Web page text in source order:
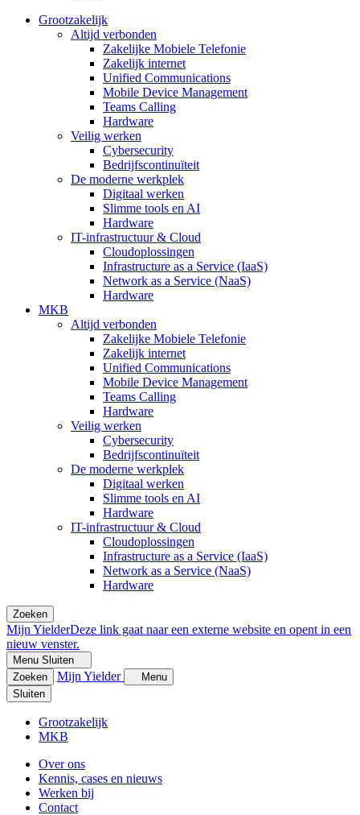
Grootzakelijk
Altijd verbonden
Zakelijke Mobiele Telefonie
Zakelijk internet
Unified Communications
Mobile Device Management
Teams Calling
Hardware
Veilig werken
Cybersecurity
Bedrijfscontinuïteit
De moderne werkplek
Digitaal werken
Slimme tools en AI
Hardware
IT-infrastructuur & Cloud
Cloudoplossingen
Infrastructure as a Service (IaaS)
Network as a Service (NaaS)
Hardware
MKB
Altijd verbonden
Zakelijke Mobiele Telefonie
Zakelijk internet
Unified Communications
Mobile Device Management
Teams Calling
Hardware
Veilig werken
Cybersecurity
Bedrijfscontinuïteit
De moderne werkplek
Digitaal werken
Slimme tools en AI
Hardware
IT-infrastructuur & Cloud
Cloudoplossingen
Infrastructure as a Service (IaaS)
Network as a Service (NaaS)
Hardware
Zoeken
Mijn YielderDeze link gaat naar een externe website en opent in een
nieuw venster.
Menu Sluiten
Zoeken
Mijn Yielder
Menu
Sluiten
Grootzakelijk
MKB
Over ons
Kennis, cases en nieuws
Werken bij
Contact